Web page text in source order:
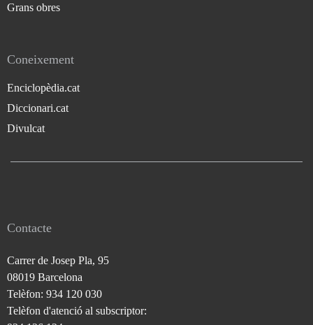
Grans obres
Coneixement
Enciclopèdia.cat
Diccionari.cat
Divulcat
Contacte
Carrer de Josep Pla, 95
08019 Barcelona
Telèfon: 934 120 030
Telèfon d'atenció al subscriptor: